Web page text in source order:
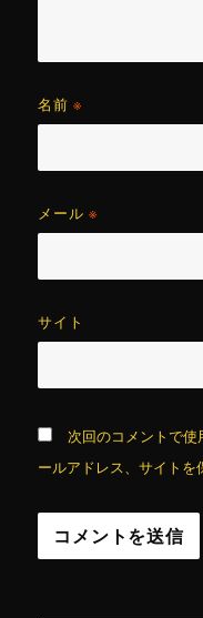
名前※
メール※
サイト
次回のコメントで使
ールアドレス、サイトを